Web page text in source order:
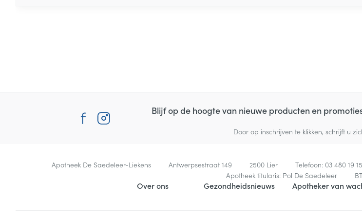
Blijf op de hoogte van nieuwe producten en
Door op inschrijven te klikken, schrijft u
Contacteer ons
Apotheek De Saedeleer-Liekens Antwerpsestraat 149 2500 Lier Telefoon: 03 480 19 15
Apotheek titularis: Pol De Saedeleer
Over ons Gezondheidsnieuws Apotheker van